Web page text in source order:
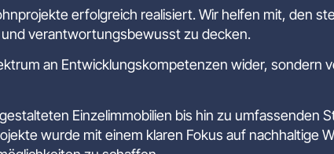
erfolgreich realisiert. Wir helfen mit, den
verantwortungsbewusst zu decken.
an Entwicklungskompetenzen wider, sondern
Einzelimmobilien bis hin zu umfassenden
wurde mit einem klaren Fokus auf nachhaltige